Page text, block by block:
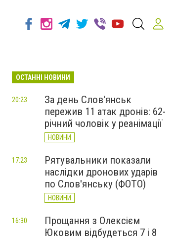
ОСТАННІ НОВИНИ
За день Слов'янськ
пережив 11 атак дронів: 62-
річний чоловік у реанімації
НОВИНИ
20:23
Рятувальники показали
наслідки дронових ударів
по Слов'янську (ФОТО)
НОВИНИ
17:23
Прощання з Олексієм
Юковим відбудеться 7 і 8
16:30